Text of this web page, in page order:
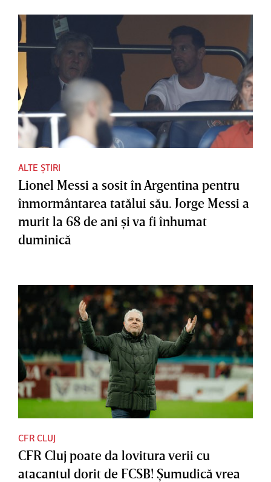
ALTE ȘTIRI
Lionel Messi a sosit în Argentina pentru
înmormântarea tatălui său. Jorge Messi a
murit la 68 de ani şi va fi înhumat
duminică
CFR CLUJ
CFR Cluj poate da lovitura verii cu
atacantul dorit de FCSB! Şumudică vrea